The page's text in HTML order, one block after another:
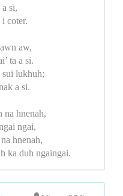
si,
coter.
aw,
ta a si.
lukhuh;
a si.
na hnenah,
ngai,
hnenah,
ka duh ngaingai.